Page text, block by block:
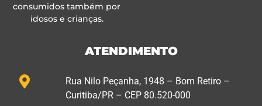
consumidos também por
idosos e crianças.
ATENDIMENTO
Rua Nilo Peçanha, 1948 – Bom Retiro –
Curitiba/PR – CEP 80.520-000